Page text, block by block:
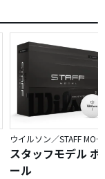
ウイルソン／STAFF MODEL
スタッフモデル ボ
ール